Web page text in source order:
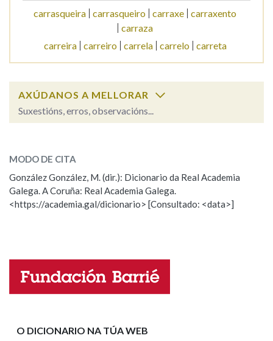
OUTRAS OPCIÓNS DE BUSCA
LIMPAR BUSCA
carrasqueira carrasqueiro carraxe carraxento
carraza
carreira
carreiro carrela carrelo carreta
AXÚDANOS A MELLORAR
Suxestións, erros, observacións...
ESCOLLE UNHA OPCIÓN:
Observación Hai un erro na palabra
Propoño mellorar a definición
Nome
MODO DE CITA
González González, M. (dir.): Dicionario da Real Academia
Galega. A Coruña: Real Academia Galega.
<https://academia.gal/dicionario> [Consultado: <data>]
O DICIONARIO NA TÚA WEB